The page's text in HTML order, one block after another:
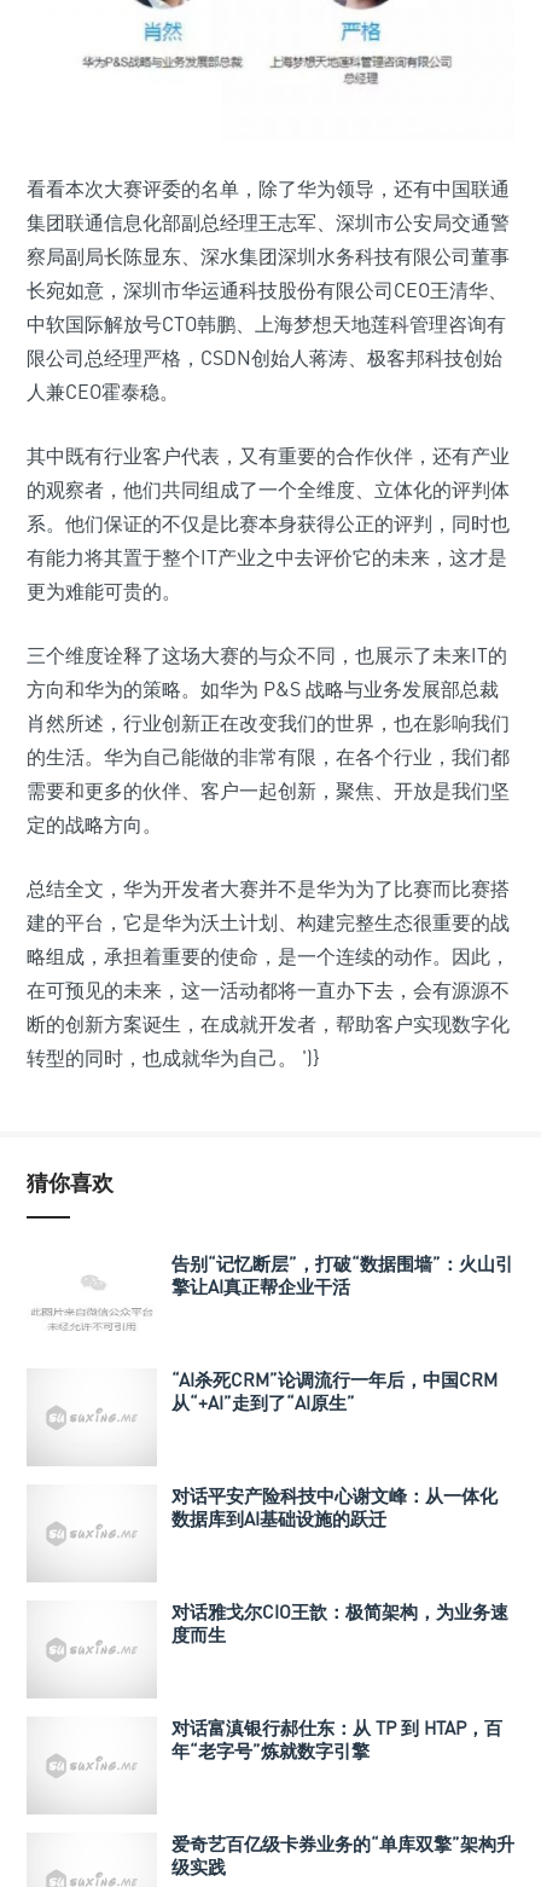
看看本次大赛评委的名单，除了华为领导，还有中国联通
集团联通信息化部副总经理王志军、深圳市公安局交通警
察局副局长陈显东、深水集团深圳水务科技有限公司董事
长宛如意，深圳市华运通科技股份有限公司CEO王清华、
中软国际解放号CTO韩鹏、上海梦想天地莲科管理咨询有
限公司总经理严格，CSDN创始人蒋涛、极客邦科技创始
人兼CEO霍泰稳。
其中既有行业客户代表，又有重要的合作伙伴，还有产业
的观察者，他们共同组成了一个全维度、立体化的评判体
系。他们保证的不仅是比赛本身获得公正的评判，同时也
有能力将其置于整个IT产业之中去评价它的未来，这才是
更为难能可贵的。
三个维度诠释了这场大赛的与众不同，也展示了未来IT的
方向和华为的策略。如华为 P&S 战略与业务发展部总裁
肖然所述，行业创新正在改变我们的世界，也在影响我们
的生活。华为自己能做的非常有限，在各个行业，我们都
需要和更多的伙伴、客户一起创新，聚焦、开放是我们坚
定的战略方向。
总结全文，华为开发者大赛并不是华为为了比赛而比赛搭
建的平台，它是华为沃土计划、构建完整生态很重要的战
略组成，承担着重要的使命，是一个连续的动作。因此，
在可预见的未来，这一活动都将一直办下去，会有源源不
断的创新方案诞生，在成就开发者，帮助客户实现数字化
转型的同时，也成就华为自己。 ')}
猜你喜欢
告别“记忆断层”，打破“数据围墙”：火山引
擎让AI真正帮企业干活
“AI杀死CRM”论调流行一年后，中国CRM
从“+AI”走到了“AI原生”
对话平安产险科技中心谢文峰：从一体化
数据库到AI基础设施的跃迁
对话雅戈尔CIO王歆：极简架构，为业务速
度而生
对话富滇银行郝仕东：从 TP 到 HTAP，百
年“老字号”炼就数字引擎
爱奇艺百亿级卡券业务的“单库双擎”架构升
级实践